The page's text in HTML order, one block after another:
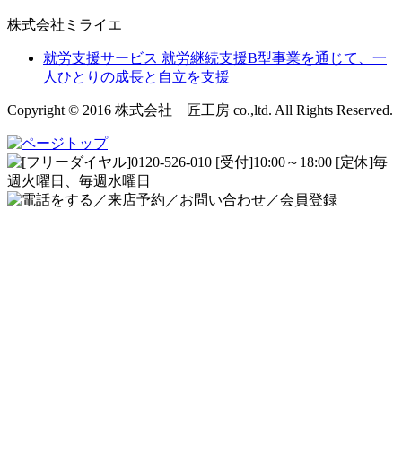
株式会社ミライエ
就労支援サービス 就労継続支援B型事業を通じて、一
人ひとりの成長と自立を支援
Copyright © 2016 株式会社 匠工房 co.,ltd. All Rights Reserved.